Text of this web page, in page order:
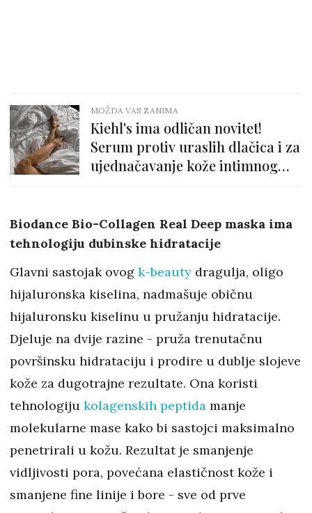
MOŽDA VAS ZANIMA
Kiehl's ima odličan novitet!
Serum protiv uraslih dlačica i za
ujednačavanje kože intimnog
Biodance Bio-Collagen Real Deep maska ima
tehnologiju dubinske hidratacije
Glavni sastojak ovog k-beauty dragulja, oligo
hijaluronska kiselina, nadmašuje običnu
hijaluronsku kiselinu u pružanju hidratacije.
Djeluje na dvije razine - pruža trenutačnu
površinsku hidrataciju i prodire u dublje slojeve
kože za dugotrajne rezultate. Ona koristi
tehnologiju kolagenskih peptida manje
molekularne mase kako bi sastojci maksimalno
penetrirali u kožu. Rezultat je smanjenje
vidljivosti pora, povećana elastičnost kože i
smanjene fine linije i bore - sve od prve